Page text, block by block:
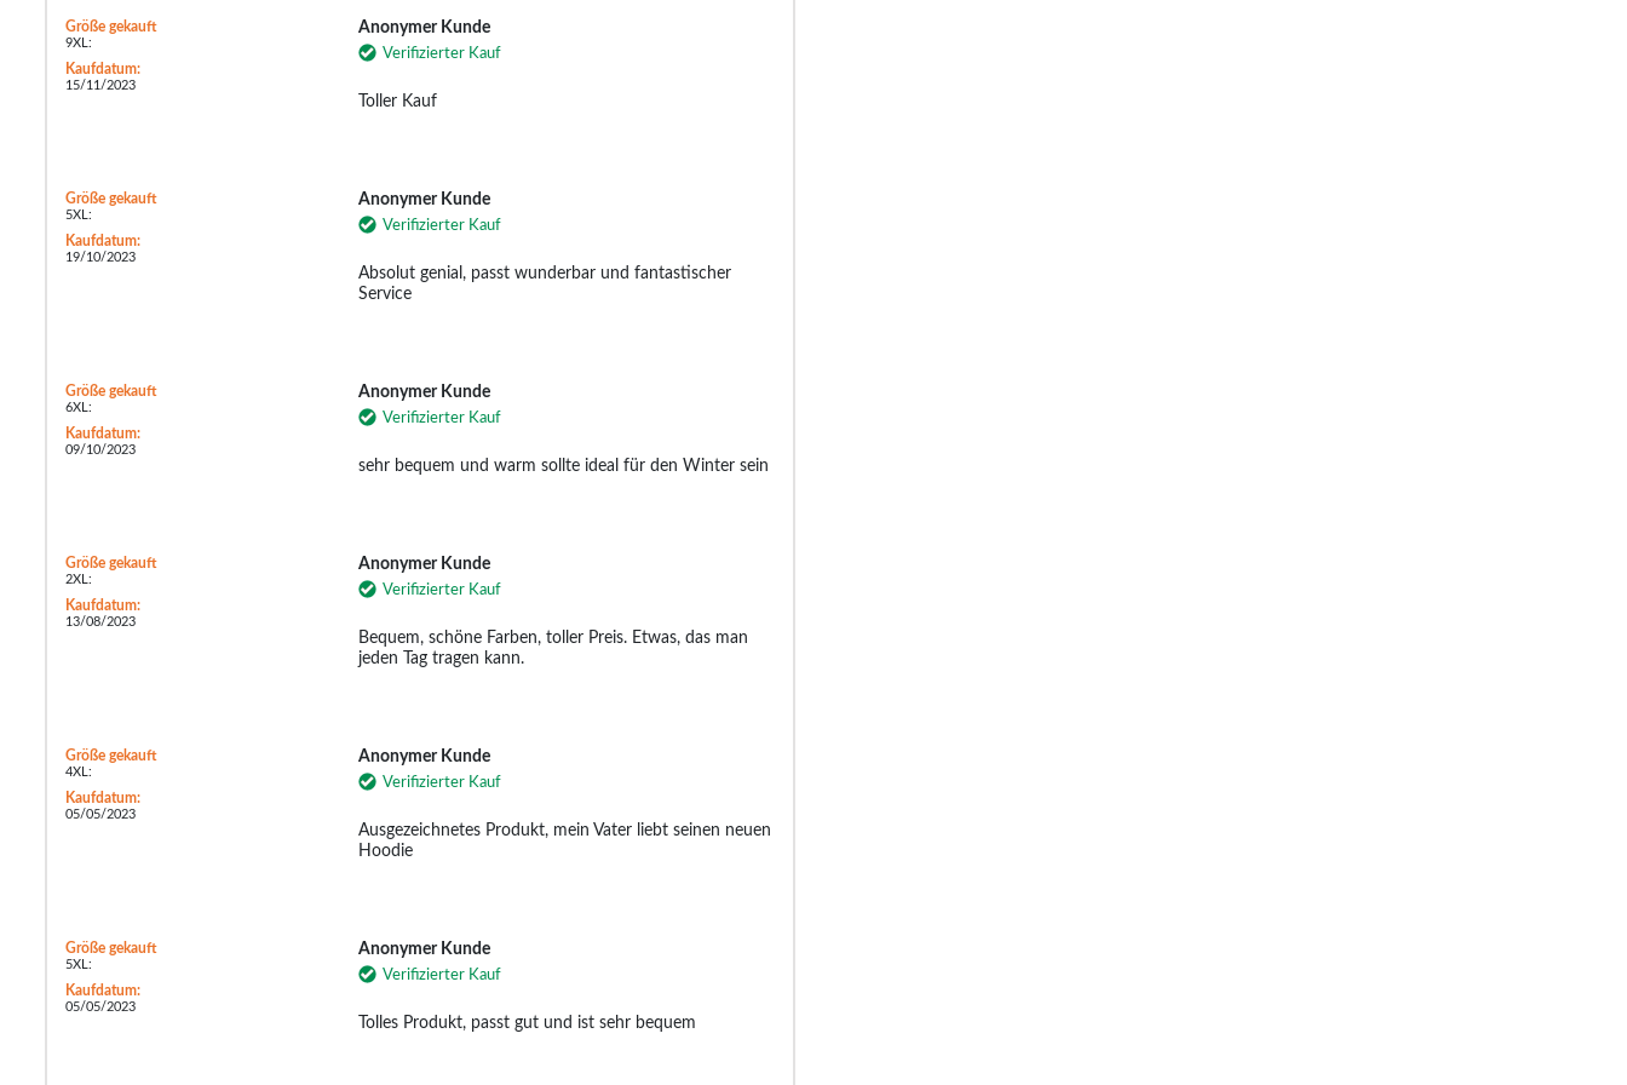
Größe gekauft
9XL:
Kaufdatum:
15/11/2023
Anonymer Kunde
Verifizierter Kauf
Toller Kauf
Größe gekauft
5XL:
Kaufdatum:
19/10/2023
Anonymer Kunde
Verifizierter Kauf
Absolut genial, passt wunderbar und fantastischer
Service
Größe gekauft
6XL:
Kaufdatum:
09/10/2023
Anonymer Kunde
Verifizierter Kauf
sehr bequem und warm sollte ideal für den Winter sein
Größe gekauft
2XL:
Kaufdatum:
13/08/2023
Anonymer Kunde
Verifizierter Kauf
Bequem, schöne Farben, toller Preis. Etwas, das man
jeden Tag tragen kann.
Größe gekauft
4XL:
Kaufdatum:
05/05/2023
Anonymer Kunde
Verifizierter Kauf
Ausgezeichnetes Produkt, mein Vater liebt seinen neuen
Hoodie
Größe gekauft
5XL:
Kaufdatum:
05/05/2023
Anonymer Kunde
Verifizierter Kauf
Tolles Produkt, passt gut und ist sehr bequem